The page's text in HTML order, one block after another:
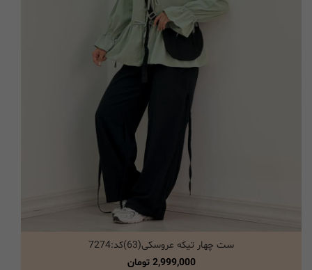
انتخاب گزینه ها
ست چهار تیکه عروسکی(63)کد:7274
2,999,000 تومان